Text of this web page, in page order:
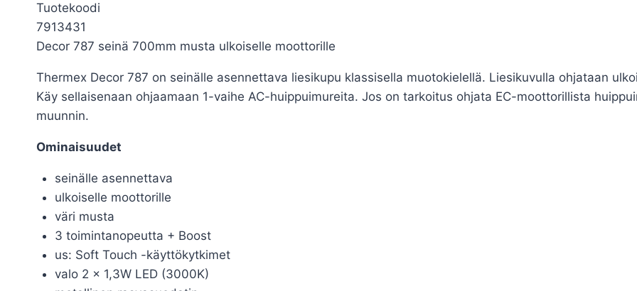
Tuotekoodi
7913431
Decor 787 seinä 700mm musta ulkoiselle moottorille
Thermex Decor 787 on seinälle asennettava liesikupu klassisella muotokielellä. Liesikuvulla ohjataan
Käy sellaisenaan ohjaamaan 1-vaihe AC-huippuimureita. Jos on tarkoitus ohjata EC-moottorillista
muunnin.
Ominaisuudet
seinälle asennettava
ulkoiselle moottorille
väri musta
3 toimintanopeutta + Boost
us: Soft Touch -käyttökytkimet
valo 2 x 1,3W LED (3000K)